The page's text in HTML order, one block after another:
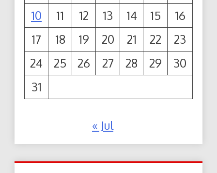
10
11 12 13 14 15
16
17
18 19 20 21 22
23
24
25 26 27 28 29
30
31
« Jul